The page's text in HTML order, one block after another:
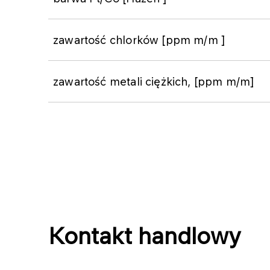
zawartość chlorków [ppm m/m ]
zawartość metali ciężkich, [ppm m/m]
Kontakt handlowy